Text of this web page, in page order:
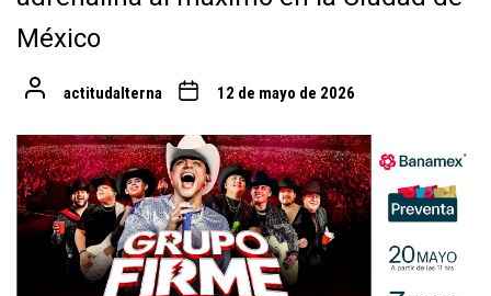
México
actitudalterna 12 de mayo de 2026